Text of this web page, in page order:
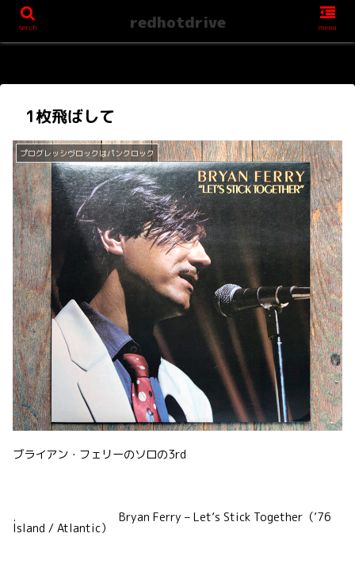
1枚飛ばして
プログレッシヴロックはパンクロック
ブライアン・フェリーのソロの3rd
. Bryan Ferry – Let’s Stick Together（’76
Island / Atlantic）
serch redhotdrive menu